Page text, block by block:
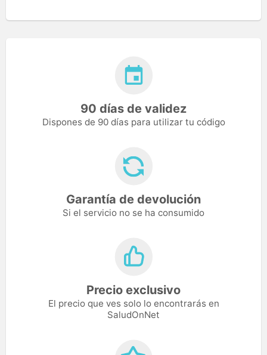
90 días de validez
Dispones de 90 días para utilizar tu código
Garantía de devolución
Si el servicio no se ha consumido
Precio exclusivo
El precio que ves solo lo encontrarás en
SaludOnNet